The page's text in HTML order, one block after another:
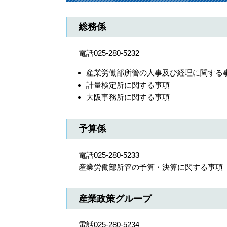
総務係
電話025-280-5232
産業労働部所管の人事及び経理に関する
計量検定所に関する事項
大阪事務所に関する事項
予算係
電話025-280-5233
産業労働部所管の予算・決算に関する事項
産業政策グループ
電話025-280-5234